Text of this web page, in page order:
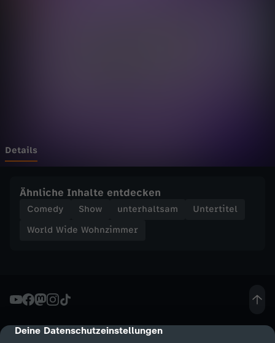
cmp-dialog-description
Deine Datenschutzeinstellungen
n
i
e
r
Details
Ähnliche Inhalte entdecken
Comedy Show unterhaltsam
Untertitel
World Wide Wohnzimmer